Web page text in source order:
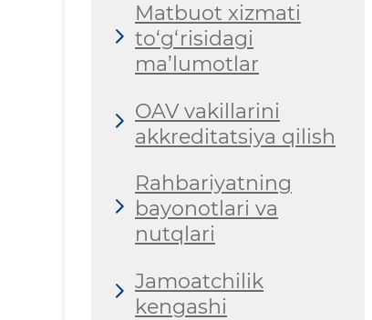
Matbuot xizmati
to‘g‘risidagi
ma’lumotlar
OAV vakillarini
akkreditatsiya qilish
Rahbariyatning
bayonotlari va
nutqlari
Jamoatchilik
kengashi